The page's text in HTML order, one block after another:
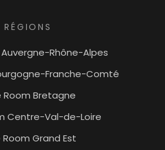
RÉGIONS
Rhône-Alpes
Franche-Comté
Room Bretagne
Centre-Val-de-Loire
Room Grand Est